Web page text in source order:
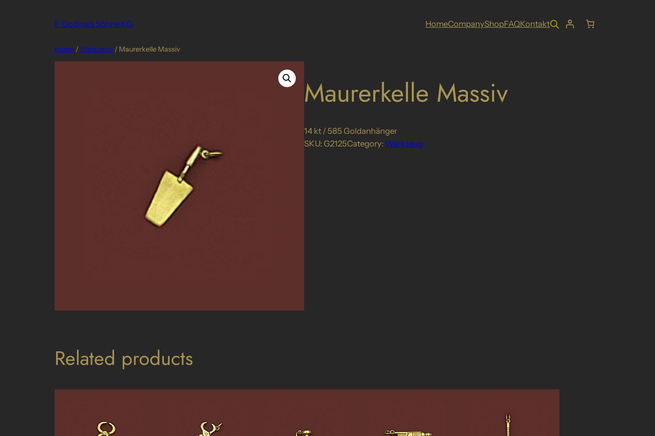
F. Godina's Söhne KG HomeCompanyShopFAQKontakt
Home / Werkzeug / Maurerkelle Massiv
Maurerkelle Massiv
14 kt / 585 Goldanhänger
SKU: G2125Category: Werkzeug
Related products